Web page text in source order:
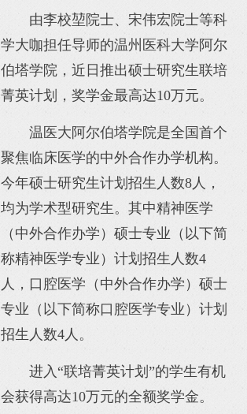
由李校堃院士、宋伟宏院士等科
学大咖担任导师的温州医科大学阿尔
伯塔学院，近日推出硕士研究生联培
菁英计划，奖学金最高达10万元。
温医大阿尔伯塔学院是全国首个
聚焦临床医学的中外合作办学机构。
今年硕士研究生计划招生人数8人，
均为学术型研究生。其中精神医学
（中外合作办学）硕士专业（以下简
称精神医学专业）计划招生人数4
人，口腔医学（中外合作办学）硕士
专业（以下简称口腔医学专业）计划
招生人数4人。
进入“联培菁英计划”的学生有机
会获得高达10万元的全额奖学金。